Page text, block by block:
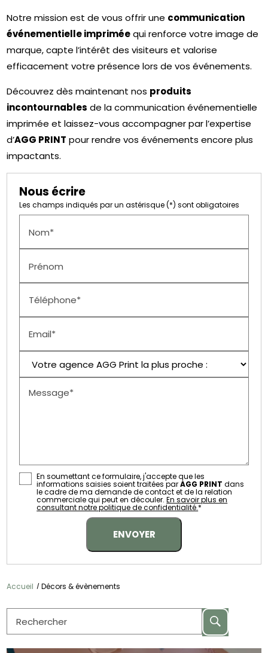
Notre mission est de vous offrir une communication
événementielle impriméequi renforce votre image de
marque, capte l’intérêt des visiteurs et valorise
efficacement votre présence lors de vos événements.
Découvrez dès maintenant nos produits
incontournables de la communication événementielle
imprimée et laissez-vous accompagner par l’expertise
d’AGG PRINT pour rendre vos événements encore plus
impactants.
Nous écrire
Les champs indiqués par un astérisque (*) sont obligatoires
Nom*
Prénom
Téléphone*
Email*
Message*
En soumettant ce formulaire, j'accepte que les
informations saisies soient traitées parAGG PRINT dans
le cadre de ma demande de contact et de la relation
commerciale qui peut en découler.En savoir plus en
consultant notre politique de confidentialité.*
Accueil Décors & évènements
Rechercher